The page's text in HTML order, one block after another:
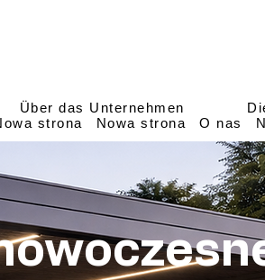
Über das Unternehmen
strona Nowa strona O nas